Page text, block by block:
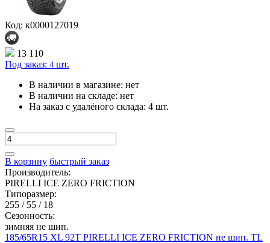
Код: к0000127019
13 110
Под заказ: 4 шт.
В наличии в магазине: нет
В наличии на складе: нет
На заказ с удалёного склада: 4 шт.
В корзину быстрый заказ
Производитель:
PIRELLI ICE ZERO FRICTION
Типоразмер:
255 / 55 / 18
Сезонность:
зимняя не шип.
185/65R15 XL 92T PIRELLI ICE ZERO FRICTION не шип. TL